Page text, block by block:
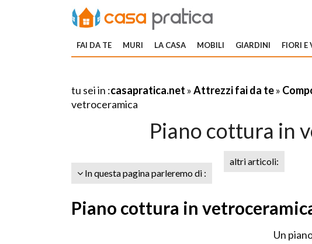
FAI DA TE MURI LA CASA MOBILI GIARDINI FIORI E
tu sei in :casapratica.net »Attrezzi fai da te»
vetroceramica
Piano cottura in
In questa pagina parleremo di :
altri articoli:
Piano cottura in
Un